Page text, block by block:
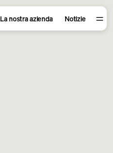
La nostra azienda Notizie